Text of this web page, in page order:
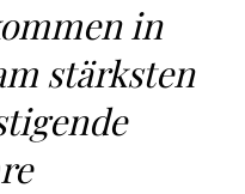
in
stärksten